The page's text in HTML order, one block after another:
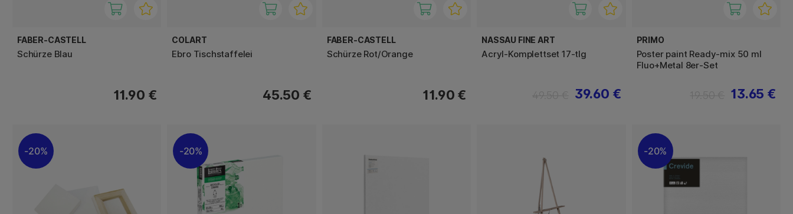
FABER-CASTELL
Schürze Blau
11.90 €
COLART
Ebro Tischstaffelei
45.50 €
FABER-CASTELL
Schürze Rot/Orange
11.90 €
NASSAU FINE ART
Acryl-Komplettset 17-tlg
39.60 €
PRIMO
Poster paint Ready-mix 50 ml
Fluo+Metal 8er-Set
13.65 €
20% 20% 20%